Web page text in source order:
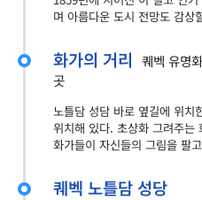
며 아름다운 도시 전망도 감상
화가의 거리 퀘벡 유명
곳
노틀담 성담 바로 옆길에 위치
위치해 있다. 초상화 그려주는
화가들이 자신들의 그림을 팔
퀘벡 노틀담 성당